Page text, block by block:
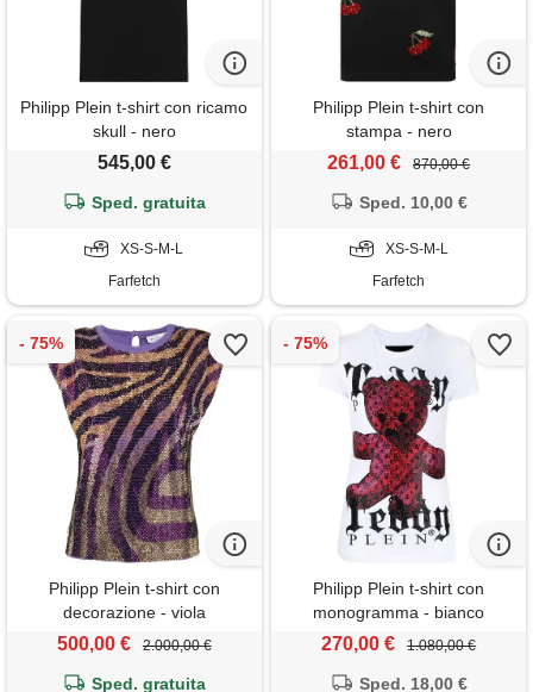
Philipp Plein t-shirt con ricamo
skull - nero
545,00 €
Sped. gratuita
XS-S-M-L
Farfetch
Philipp Plein t-shirt con
stampa - nero
261,00 € 870,00 €
Sped. 10,00 €
XS-S-M-L
Farfetch
Philipp Plein t-shirt con
decorazione - viola
500,00 € 2.000,00 €
Sped. gratuita
Philipp Plein t-shirt con
monogramma - bianco
270,00 € 1.080,00 €
Sped. 18,00 €